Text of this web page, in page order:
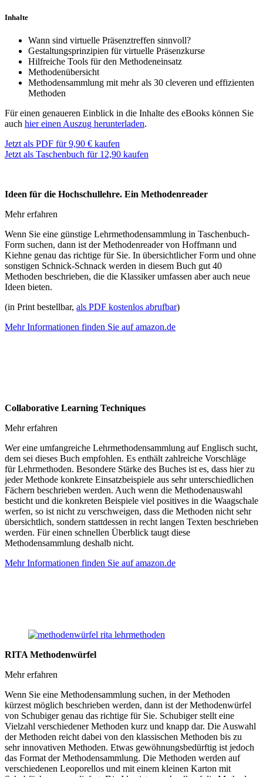
Inhalte
Wann sind virtuelle Präsenztreffen sinnvoll?
Gestaltungsprinzipien für virtuelle Präsenzkurse
Hilfreiche Tools für den Methodeneinsatz
Methodenübersicht
Methodensammlung mit mehr als 30 cleveren und effizienten
Methoden
Für einen genaueren Einblick in die Inhalte des eBooks können Sie
auch hier einen Auszug herunterladen.
Jetzt als PDF für 9,90 € kaufen
Jetzt als Taschenbuch für 12,90 kaufen
Ideen für die Hochschullehre. Ein Methodenreader
Mehr erfahren
Wenn Sie eine günstige Lehrmethodensammlung in Taschenbuch-
Form suchen, dann ist der Methodenreader von Hoffmann und
Kiehne genau das richtige für Sie. In übersichtlicher Form und ohne
sonstigen Schnick-Schnack werden in diesem Buch gut 40
Methoden beschrieben, die die Klassiker umfassen aber auch neue
Ideen bieten.
(in Print bestellbar, als PDF kostenlos abrufbar)
Mehr Informationen finden Sie auf amazon.de
Collaborative Learning Techniques
Mehr erfahren
Wer eine umfangreiche Lehrmethodensammlung auf Englisch sucht,
dem sei dieses Buch empfohlen. Es enthält zahlreiche Vorschläge
für Lehrmethoden. Besondere Stärke des Buches ist es, dass hier zu
jeder Methode konkrete Einsatzbeispiele aus sehr unterschiedlichen
Fächern beschrieben werden. Auch wenn die Methodenauswahl
besticht und die konkreten Beispiele viel positives in die Waagschale
werfen, so ist nicht zu verschweigen, dass die Methoden nicht sehr
übersichtlich, sondern stattdessen in recht langen Texten beschrieben
werden. Für einen schnellen Überblick taugt diese
Methodensammlung deshalb nicht.
Mehr Informationen finden Sie auf amazon.de
RITA Methodenwürfel
Mehr erfahren
Wenn Sie eine Methodensammlung suchen, in der Methoden
kürzest möglich beschrieben werden, dann ist der Methodenwürfel
von Schubiger genau das richtige für Sie. Schubiger stellt eine
Vielzahl verschiedener Methoden kurz und knapp dar. Die Auswahl
der Methoden reicht dabei von den klassischen Methoden bis zu
sehr innovativen Methoden. Etwas gewöhnungsbedürftig ist jedoch
das Format der Methodensammlung. Die Methoden werden auf
verschiedenen Leoporellos und mit einem kleinen Karton mit